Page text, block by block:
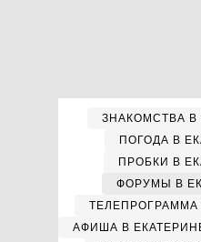
ЗНАКОМСТВА В
ПОГОДА В
ПРОБКИ В
ФОРУМЫ В
ТЕЛЕПРОГРАММА
АФИША В